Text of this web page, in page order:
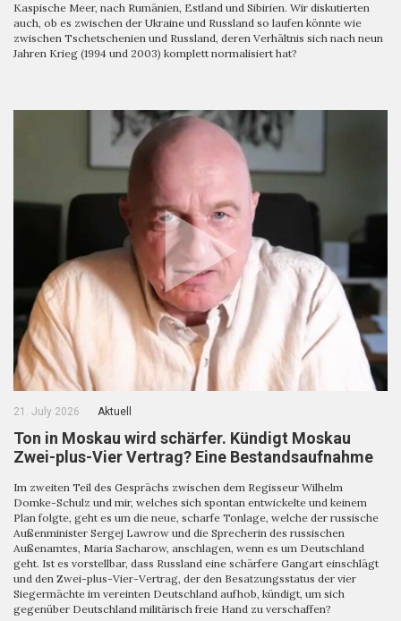
Kaspische Meer, nach Rumänien, Estland und Sibirien. Wir diskutierten
auch, ob es zwischen der Ukraine und Russland so laufen könnte wie
zwischen Tschetschenien und Russland, deren Verhältnis sich nach neun
Jahren Krieg (1994 und 2003) komplett normalisiert hat?
21. July 2026 Aktuell
Ton in Moskau wird schärfer. Kündigt Moskau
Zwei-plus-Vier Vertrag? Eine Bestandsaufnahme
Im zweiten Teil des Gesprächs zwischen dem Regisseur Wilhelm
Domke-Schulz und mir, welches sich spontan entwickelte und keinem
Plan folgte, geht es um die neue, scharfe Tonlage, welche der russische
Außenminister Sergej Lawrow und die Sprecherin des russischen
Außenamtes, Maria Sacharow, anschlagen, wenn es um Deutschland
geht. Ist es vorstellbar, dass Russland eine schärfere Gangart einschlägt
und den Zwei-plus-Vier-Vertrag, der den Besatzungsstatus der vier
Siegermächte im vereinten Deutschland aufhob, kündigt, um sich
gegenüber Deutschland militärisch freie Hand zu verschaffen?